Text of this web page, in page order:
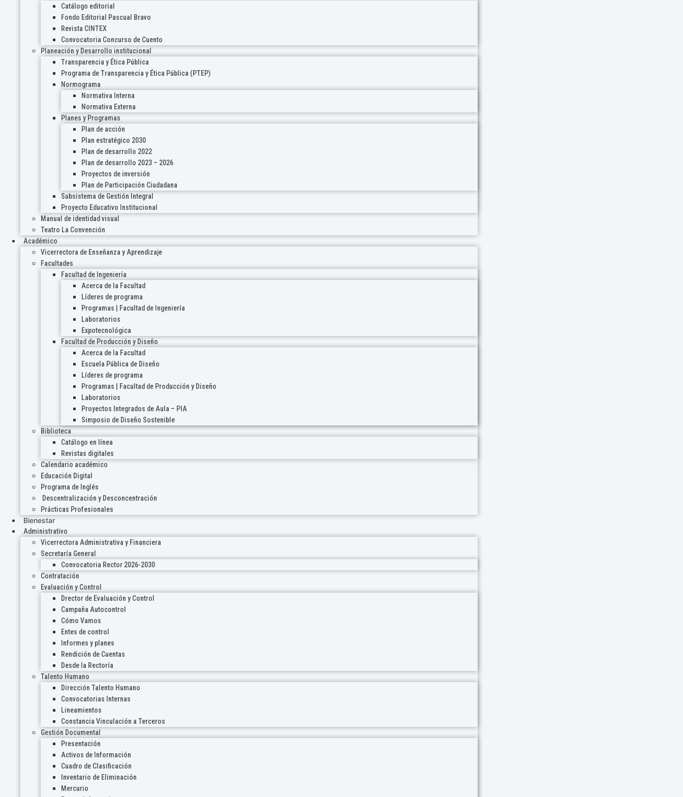
Catálogo editorial
Fondo Editorial Pascual Bravo
Revista CINTEX
Convocatoria Concurso de Cuento
Planeación y Desarrollo institucional
Transparencia y Ética Pública
Programa de Transparencia y Ética Pública (PTEP)
Normograma
Normativa Interna
Normativa Externa
Planes y Programas
Plan de acción
Plan estratégico 2030
Plan de desarrollo 2022
Plan de desarrollo 2023 – 2026
Proyectos de inversión
Plan de Participación Ciudadana
Subsistema de Gestión Integral
Proyecto Educativo Institucional
Manual de identidad visual
Teatro La Convención
Académico
Vicerrectora de Enseñanza y Aprendizaje
Facultades
Facultad de Ingeniería
Acerca de la Facultad
Líderes de programa
Programas | Facultad de Ingeniería
Laboratorios
Expotecnológica
Facultad de Producción y Diseño
Acerca de la Facultad
Escuela Pública de Diseño
Líderes de programa
Programas | Facultad de Producción y Diseño
Laboratorios
Proyectos Integrados de Aula – PIA
Simposio de Diseño Sostenible
Biblioteca
Catálogo en línea
Revistas digitales
Calendario académico
Educación Digital
Programa de Inglés
Descentralización y Desconcentración
Prácticas Profesionales
Bienestar
Administrativo
Vicerrectora Administrativa y Financiera
Secretaría General
Convocatoria Rector 2026-2030
Contratación
Evaluación y Control
Drector de Evaluación y Control
Campaña Autocontrol
Cómo Vamos
Entes de control
Informes y planes
Rendición de Cuentas
Desde la Rectoría
Talento Humano
Dirección Talento Humano
Convocatorias Internas
Lineamientos
Constancia Vinculación a Terceros
Gestión Documental
Presentación
Activos de Información
Cuadro de Clasificación
Inventario de Eliminación
Mercurio